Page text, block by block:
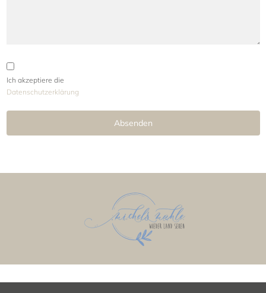
Ich akzeptiere die
Daten­schutzerklärung
Absenden